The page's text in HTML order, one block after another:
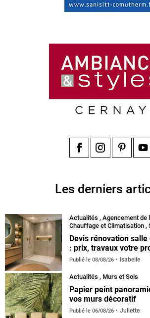
Les derniers
Actualités , Agencement de
Chauffage et Climatisation ,
Devis rénovation
: prix, travaux votre
Publié le 08/08/26 Isabelle
Actualités , Murs et Sols
Papier peint
vos murs décoratif
Publié le 06/08/26 Juliette